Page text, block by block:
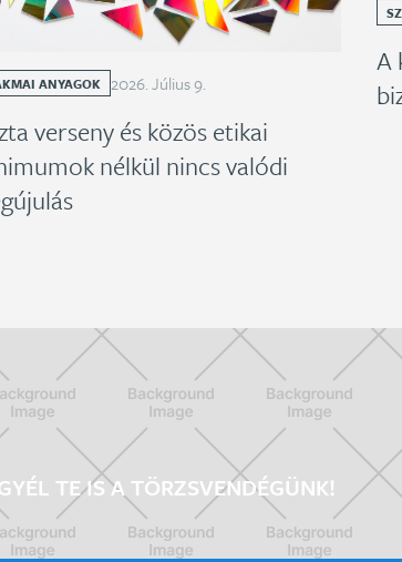
ANYAGOK 2026.Július9.
verseny és közös etikai
nélkül nincs valódi
A
TE IS A TÖRZSVENDÉGÜNK!